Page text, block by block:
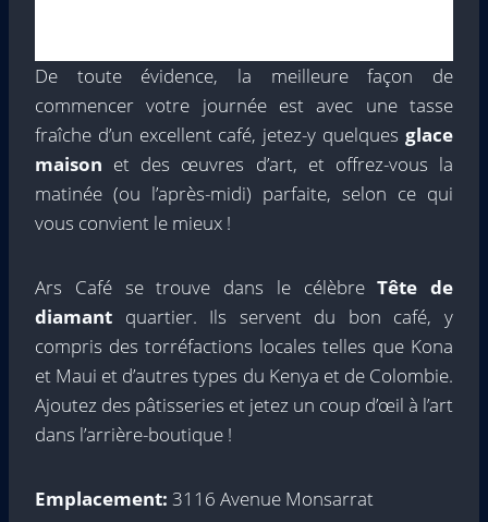
De toute évidence, la meilleure façon de
commencer votre journée est avec une tasse
fraîche d’un excellent café, jetez-y quelques glace
maison et des œuvres d’art, et offrez-vous la
matinée (ou l’après-midi) parfaite, selon ce qui
vous convient le mieux !
Ars Café se trouve dans le célèbreTête de
diamant quartier. Ils servent du bon café, y
compris des torréfactions locales telles que Kona
et Maui et d’autres types du Kenya et de Colombie.
Ajoutez des pâtisseries et jetez un coup d’œil à l’art
dans l’arrière-boutique !
Emplacement: 3116 Avenue Monsarrat